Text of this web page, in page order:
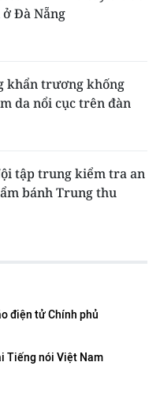
Đà Nẵng
khẩn trương khống
da nổi cục trên đàn
tập trung kiểm tra an
bánh Trung thu
điện tử Chính phủ
Tiếng nói Việt Nam